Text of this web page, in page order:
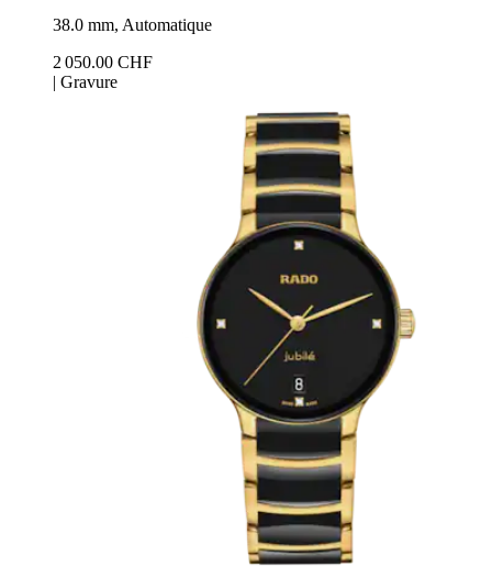
38.0 mm, Automatique
2 050.00 CHF
| Gravure